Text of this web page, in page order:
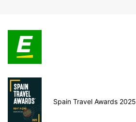
Spain Travel Awards 2025